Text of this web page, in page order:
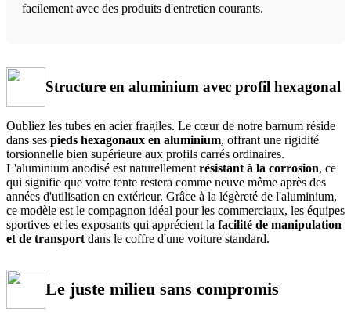
facilement avec des produits d'entretien courants.
Structure en aluminium avec profil hexagonal
Oubliez les tubes en acier fragiles. Le cœur de notre barnum réside
dans ses pieds hexagonaux en aluminium, offrant une rigidité
torsionnelle bien supérieure aux profils carrés ordinaires.
L'aluminium anodisé est naturellement résistant à la corrosion, ce
qui signifie que votre tente restera comme neuve même après des
années d'utilisation en extérieur. Grâce à la légèreté de l'aluminium,
ce modèle est le compagnon idéal pour les commerciaux, les équipes
sportives et les exposants qui apprécient la facilité de manipulation
et de transport dans le coffre d'une voiture standard.
Le juste milieu sans compromis